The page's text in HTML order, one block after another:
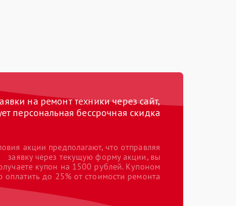
на ремонт техники через сайт,
персональная бессрочная скидка
акции предполагают, что отправляя
заявку через текущую форму акции, вы
купон на 1500 рублей. Купоном
оплатить до 25% от стоимости ремонта